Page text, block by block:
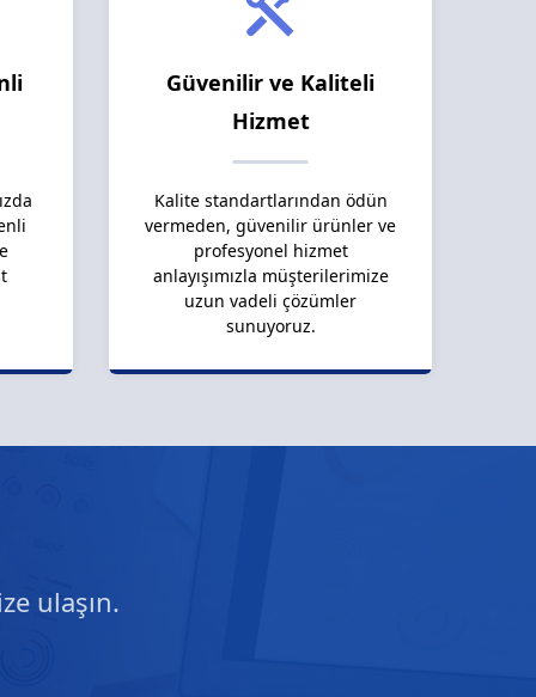
Güvenilir ve Kaliteli
Hizmet
Kalite standartlarından ödün
vermeden, güvenilir ürünler ve
profesyonel hizmet
anlayışımızla müşterilerimize
uzun vadeli çözümler
sunuyoruz.
ulaşın.